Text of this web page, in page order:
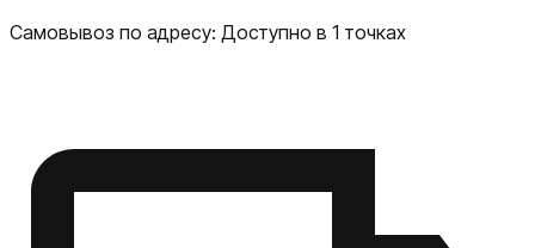
Самовывоз по адресу: Доступно в 1 точках